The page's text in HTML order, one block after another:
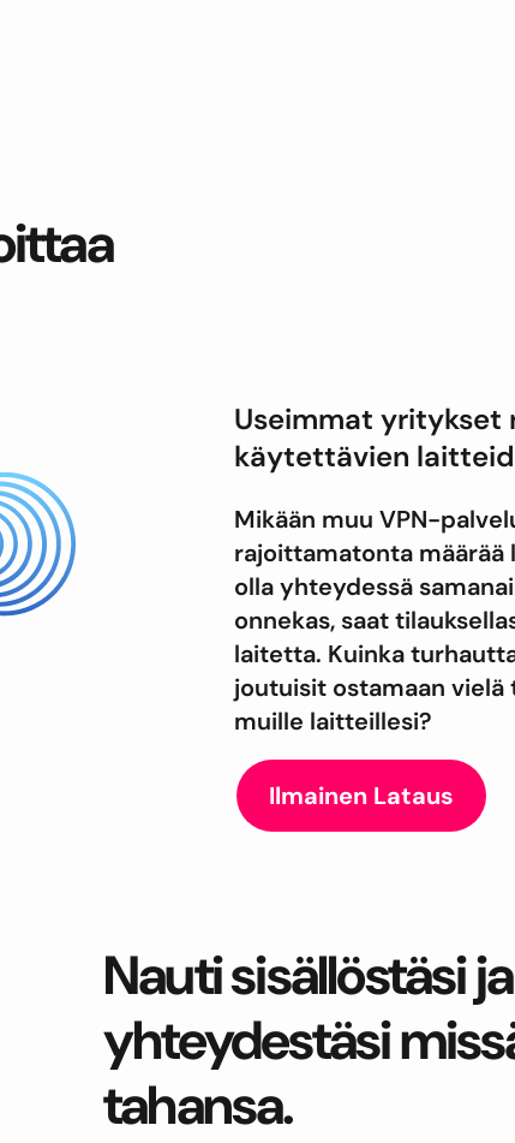
Useimmat yritykset
käytettävien
Mikään muu VPN-
rajoittamatonta määrää
olla yhteydessä
onnekas, saat
laitetta. Kuinka
joutuisit ostamaan vielä
muille laitteillesi?
Ilmainen Lataus
Nauti sisällöstäsi ja
yhteydestäsi
tahansa.